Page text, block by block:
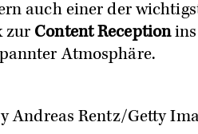
auch einer der
zur Content Receptionins
Atmosphäre.
Andreas Rentz/Getty